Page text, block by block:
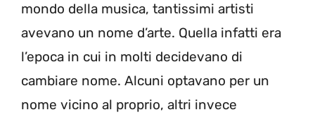
mondo della musica, tantissimi artisti
avevano un nome d’arte. Quella infatti era
l’epoca in cui in molti decidevano di
cambiare nome. Alcuni optavano per un
nome vicino al proprio, altri invece